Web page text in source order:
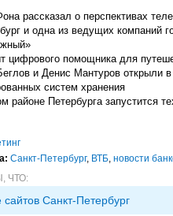
рассказал о перспективах
и одна из ведущих компаний
цифрового помощника для
и Денис Мантуров открыли
систем хранения
районе Петербурга запустится
Санкт-Петербург, ВТБ, новости
ЧТО:
Санкт-Петербург